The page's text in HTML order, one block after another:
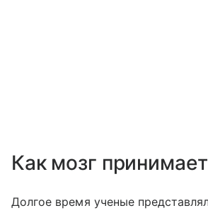
Как мозг
Долгое время ученые